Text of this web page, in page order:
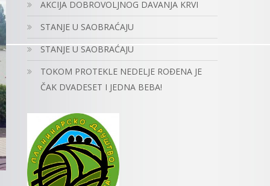
AKCIJA DOBROVOLJNOG DAVANJA KRVI
STANJE U SAOBRAĆAJU
STANJE U SAOBRAĆAJU
TOKOM PROTEKLE NEDELJE ROĐENA JE
ČAK DVADESET I JEDNA BEBA!